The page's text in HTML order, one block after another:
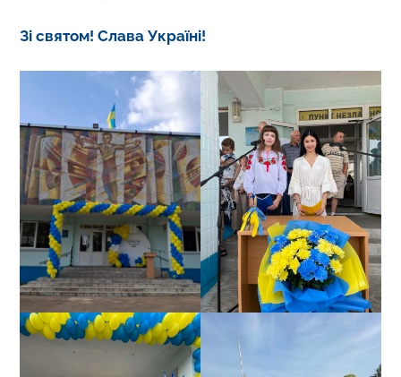
Зі святом! Слава Україні!